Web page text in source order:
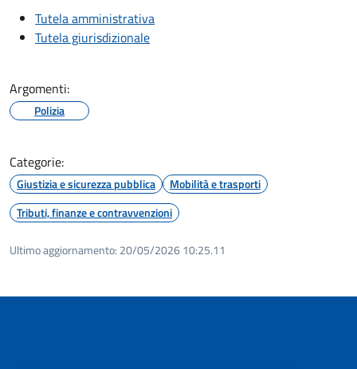
Tutela amministrativa
Tutela giurisdizionale
Argomenti:
Polizia
Categorie:
Giustizia e sicurezza pubblica
Mobilità e trasporti
Tributi, finanze e contravvenzioni
Ultimo aggiornamento: 20/05/2026 10:25.11